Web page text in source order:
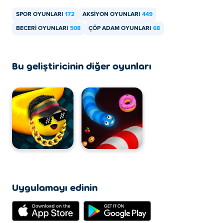
SPOR OYUNLARI 172 AKSIYON OYUNLARI 449
BECERI OYUNLARI 508 ÇÖP ADAM OYUNLARI 68
Bu geliştiricinin diğer oyunları
Uygulamayı edinin